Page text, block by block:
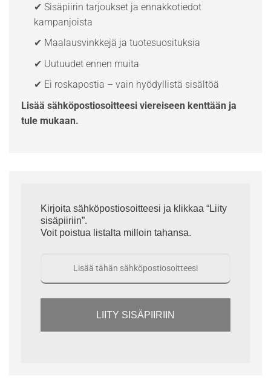
✔ Sisäpiirin tarjoukset ja ennakkotiedot
kampanjoista
✔ Maalausvinkkejä ja tuotesuosituksia
✔ Uutuudet ennen muita
✔ Ei roskapostia – vain hyödyllistä sisältöä
Lisää sähköpostiosoitteesi viereiseen kenttään ja
tule mukaan.
Kirjoita sähköpostiosoitteesi ja klikkaa “Liity
sisäpiiriin”.
Voit poistua listalta milloin tahansa.
LIITY SISÄPIIRIIN